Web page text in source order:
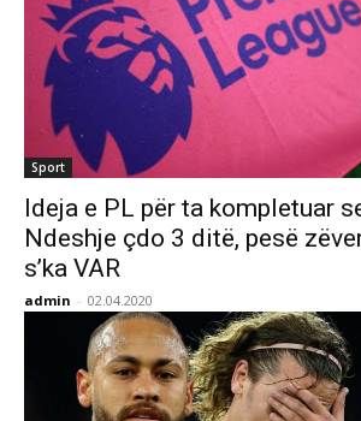
Sport
Ideja e PL për ta kompletuar
Ndeshje çdo 3 ditë, pesë
s’ka VAR
admin - 02.04.2020